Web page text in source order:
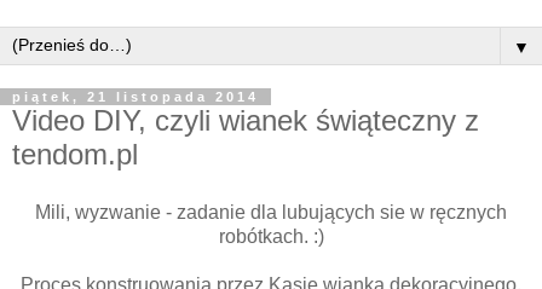
▼
piątek, 21 listopada 2014
Video DIY, czyli wianek świąteczny z
tendom.pl
Mili, wyzwanie - zadanie dla lubujących sie w ręcznych
robótkach. :)
Proces konstruowania przez Kasię wianka dekoracyjnego,